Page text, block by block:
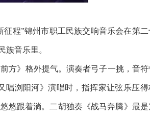
程”锦州市职工民族交响音乐会在第二
族音乐里。
》格外提气。演奏者弓子一挑，音符
唱浏阳河》演唱时，指挥家让弦乐压得
悠跟着淌。二胡独奏《战马奔腾》最是